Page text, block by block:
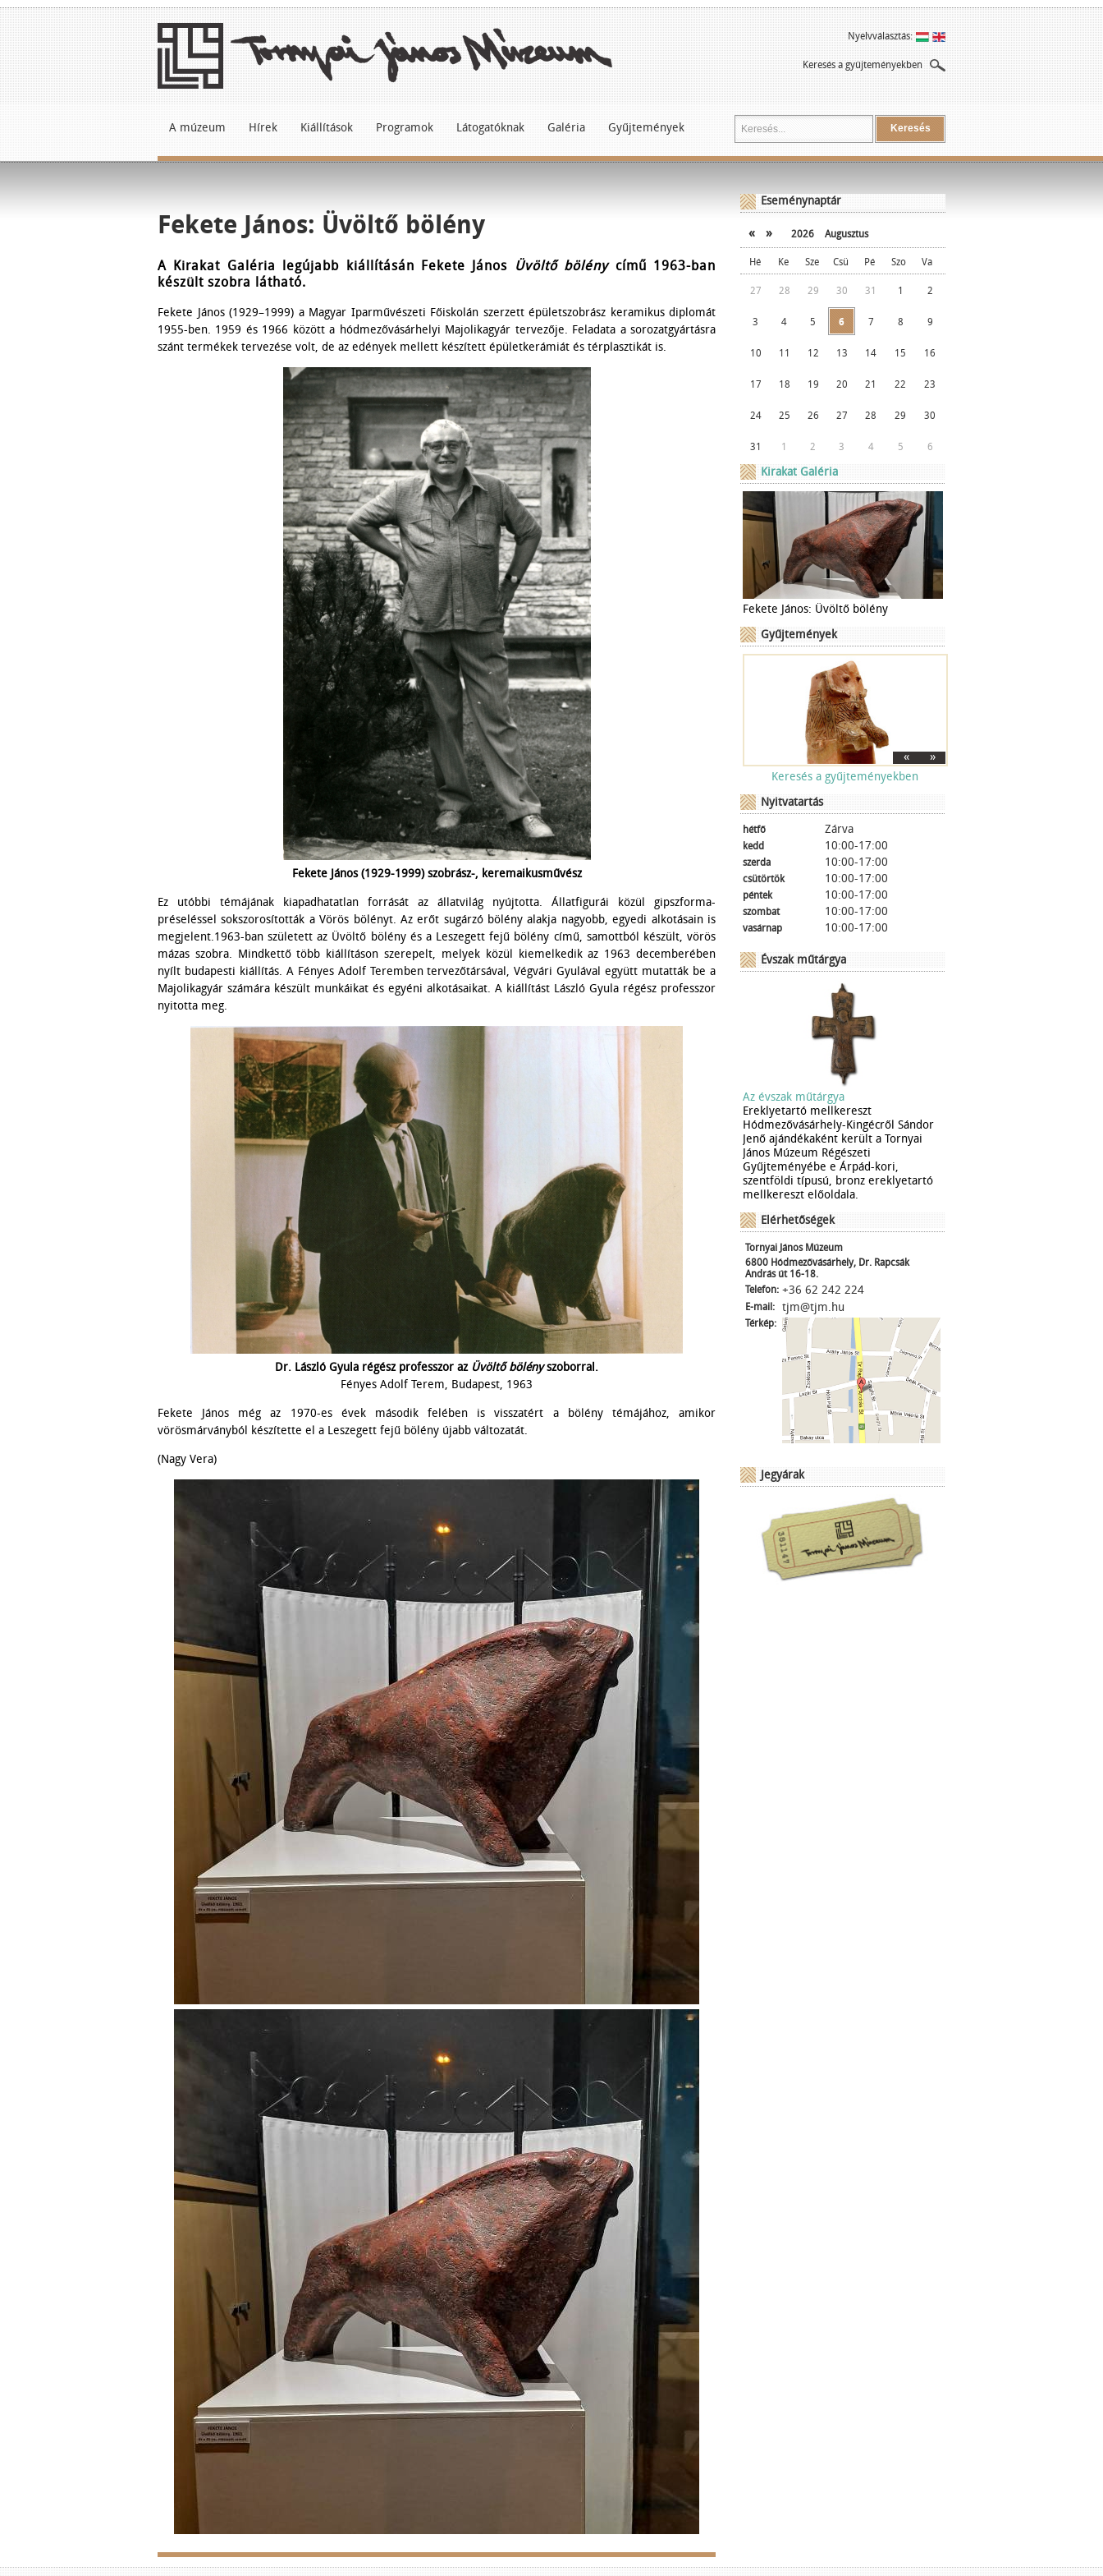
Nyelvválasztás:
Keresés a gyűjteményekben
A múzeum Hírek Kiállítások Programok Látogatóknak Galéria Gyűjtemények Keresés
Fekete János: Üvöltő bölény
A Kirakat Galéria legújabb kiállításán Fekete János Üvöltő bölény című 1963-ban
készült szobra látható.
Fekete János (1929–1999) a Magyar Iparművészeti Főiskolán szerzett épületszobrász keramikus diplomát
1955-ben. 1959 és 1966 között a hódmezővásárhelyi Majolikagyár tervezője. Feladata a sorozatgyártásra
szánt termékek tervezése volt, de az edények mellett készített épületkerámiát és térplasztikát is.
Fekete János (1929-1999) szobrász-, keremaikusművész
Ez utóbbi témájának kiapadhatatlan forrását az állatvilág nyújtotta. Állatfigurái közül gipszforma-
préseléssel sokszorosították a Vörös bölényt. Az erőt sugárzó bölény alakja nagyobb, egyedi alkotásain is
megjelent.1963-ban született az Üvöltő bölény és a Leszegett fejű bölény című, samottból készült, vörös
mázas szobra. Mindkettő több kiállításon szerepelt, melyek közül kiemelkedik az 1963 decemberében
nyílt budapesti kiállítás. A Fényes Adolf Teremben tervezőtársával, Végvári Gyulával együtt mutatták be a
Majolikagyár számára készült munkáikat és egyéni alkotásaikat. A kiállítást László Gyula régész professzor
nyitotta meg.
Dr. László Gyula régész professzor az Üvöltő bölényszoborral.
Fényes Adolf Terem, Budapest, 1963
Fekete János még az 1970-es évek második felében is visszatért a bölény témájához, amikor
vörösmárványból készítette el a Leszegett fejű bölény újabb változatát.
(Nagy Vera)
Eseménynaptár
« » 2026 Augusztus
Hé Ke Sze Csü Pé Szo Va
27 28 29 30 31 1 2
3 4 5 6 7 8 9
10 11 12 13 14 15 16
17 18 19 20 21 22 23
24 25 26 27 28 29 30
31 1 2 3 4 5 6
Kirakat Galéria
Fekete János: Üvöltő bölény
Gyűjtemények
« »
Keresés a gyűjteményekben
Nyitvatartás
hétfő Zárva
kedd 10:00-17:00
szerda 10:00-17:00
csütörtök 10:00-17:00
péntek 10:00-17:00
szombat 10:00-17:00
vasárnap 10:00-17:00
Évszak műtárgya
Az évszak műtárgya
Ereklyetartó mellkereszt
Hódmezővásárhely-Kingécről Sándor
Jenő ajándékaként került a Tornyai
János Múzeum Régészeti
Gyűjteményébe e Árpád-kori,
szentföldi típusú, bronz ereklyetartó
mellkereszt előoldala.
Elérhetőségek
Tornyai János Múzeum
6800 Hódmezővásárhely, Dr. Rapcsák
András út 16-18.
Telefon: +36 62 242 224
E-mail: tjm@tjm.hu
Térkép:
Jegyárak